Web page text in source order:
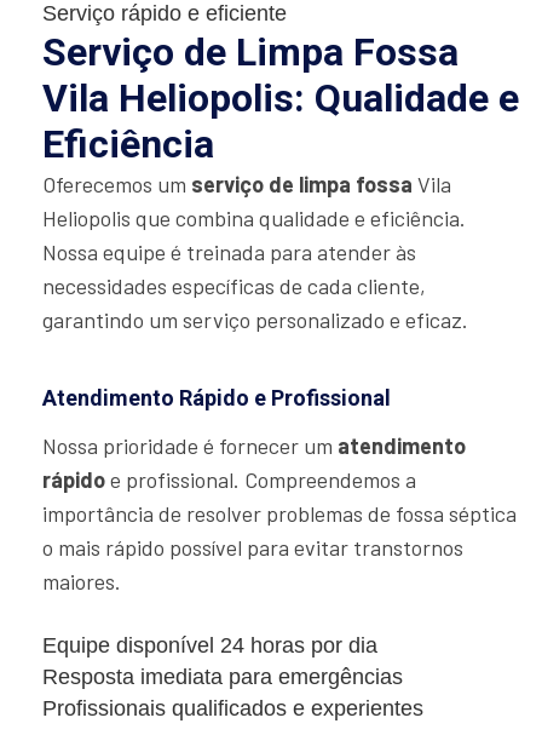
Serviço rápido e eficiente
Serviço de Limpa Fossa
Vila Heliopolis: Qualidade e
Eficiência
Oferecemos um serviço de limpa fossa Vila
Heliopolis que combina qualidade e eficiência.
Nossa equipe é treinada para atender às
necessidades específicas de cada cliente,
garantindo um serviço personalizado e eficaz.
Atendimento Rápido e Profissional
Nossa prioridade é fornecer um atendimento
rápidoe profissional. Compreendemos a
importância de resolver problemas de fossa séptica
o mais rápido possível para evitar transtornos
maiores.
Equipe disponível 24 horas por dia
Resposta imediata para emergências
Profissionais qualificados e experientes